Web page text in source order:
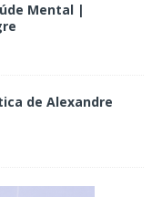
Mental |
de Alexandre